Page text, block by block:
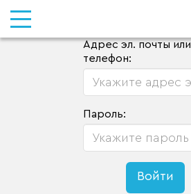
Адрес эл. почты или
телефон:
Пароль: